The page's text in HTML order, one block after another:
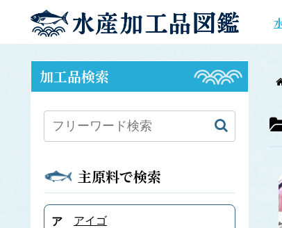
加工品検索
主原料で検索
ア
アイゴ